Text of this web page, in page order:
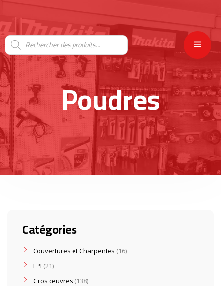
Poudres
Catégories
Couvertures et Charpentes 16
EPI 21
Gros œuvres 138